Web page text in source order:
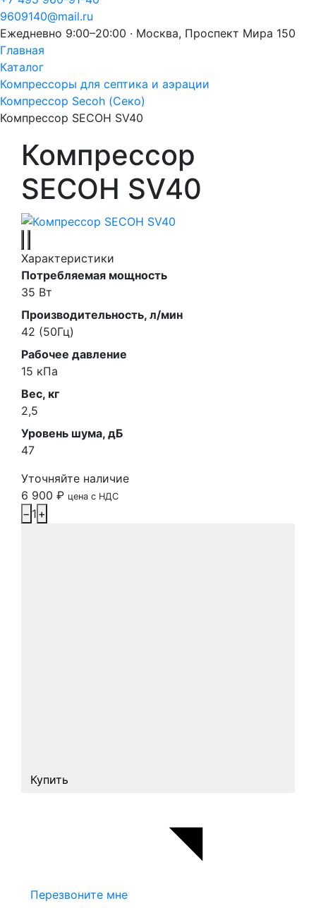
9609140@mail.ru
Ежедневно 9:00–20:00 · Москва, Проспект Мира 150
Главная
Каталог
Компрессоры для септика и аэрации
Компрессор Secoh (Секо)
Компрессор SECOH SV40
Компрессор
SECOH SV40
Характеристики
Потребляемая мощность
35 Вт
Производительность, л/мин
42 (50Гц)
Рабочее давление
15 кПа
Вес, кг
2,5
Уровень шума, дБ
47
Уточняйте наличие
6 900 ₽ цена с НДС
− 1 +
Купить
Перезвоните мне